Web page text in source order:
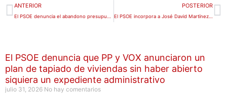
Ant
ANTERIOR
El PSOE denuncia el abandono presupuestario a Molina de Segura y lleva al Pleno cinco acuerdos para revertirlo
POSTERIOR
El PSOE incorpora a José David Martínez, un concejal con experiencia profesional y un fuerte vínculo con el movimiento vecinal
El PSOE denuncia que PP y VOX anunciaron un
plan de tapiado de viviendas sin haber abierto
siquiera un expediente administrativo
julio 31, 2026 No hay comentarios